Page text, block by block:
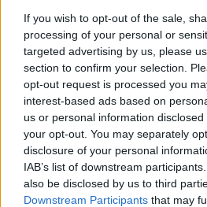
If you wish to opt-out of the sale,
processing of your personal or
targeted advertising by us, please
section to confirm your selection.
opt-out request is processed you
interest-based ads based on
us or personal information
your opt-out. You may separately
disclosure of your personal
IAB’s list of downstream
also be disclosed by us to third
Downstream Participants that may
Su WhatsApp
345 356 7512
Ricevi le
daGoogle